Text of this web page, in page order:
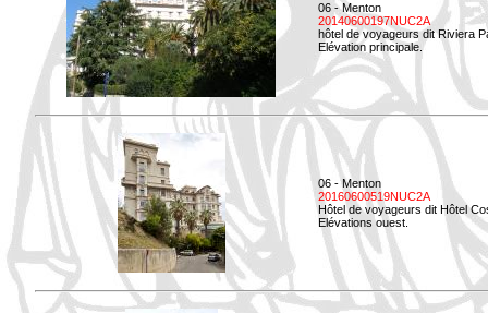
06 - Menton
20140600197NUC2A
hôtel de voyageurs dit Riviera
Elévation principale.
06 - Menton
20160600519NUC2A
Hôtel de voyageurs dit Hôtel
Elévations ouest.